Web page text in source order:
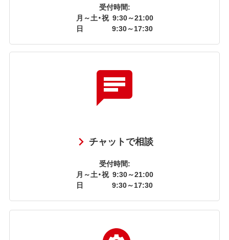
受付時間:
月～土・祝 9:30～21:00
日
9:30～17:30
チャットで相談
受付時間:
月～土・祝 9:30～21:00
日
9:30～17:30